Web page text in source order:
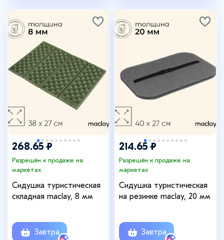
268.65 ₽
Разрешён к продаже на
маркетах
Сидушка туристическая
складная maclay, 8 мм
Завтра
214.65 ₽
Разрешён к продаже на
маркетах
Сидушка туристическая
на резинке maclay, 20 мм
Завтра